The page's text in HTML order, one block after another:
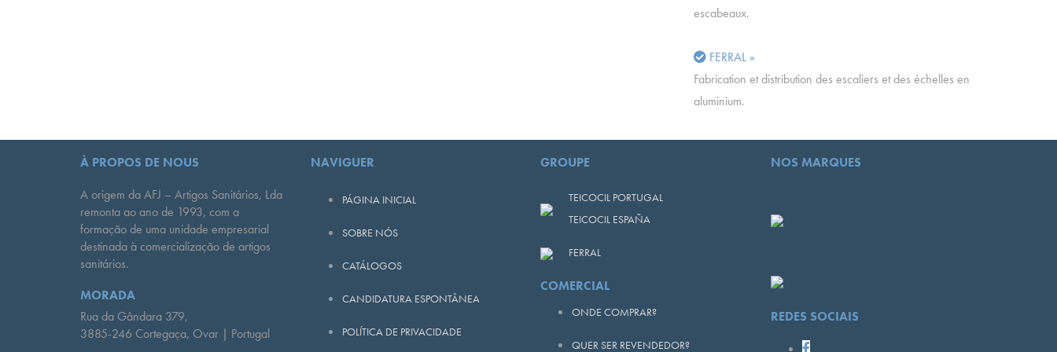
escabeaux.
FERRAL »
Fabrication et distribution des escaliers et des échelles en
aluminium.
À PROPOS DE NOUS
A origem da AFJ – Artigos Sanitários, Lda
remonta ao ano de 1993, com a
formação de uma unidade empresarial
destinada à comercialização de artigos
sanitários.
MORADA
Rua da Gândara 379,
3885-246 Cortegaça, Ovar | Portugal
NAVIGUER
PÁGINA INICIAL
SOBRE NÓS
CATÁLOGOS
CANDIDATURA ESPONTÂNEA
POLÍTICA DE PRIVACIDADE
GROUPE
TEICOCIL PORTUGAL
TEICOCIL ESPAÑA
FERRAL
COMERCIAL
ONDE COMPRAR?
QUER SER REVENDEDOR?
NOS MARQUES
REDES SOCIAIS